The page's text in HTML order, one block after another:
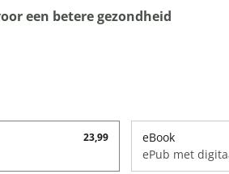
een betere gezondheid
23,99 eBook
ePub met